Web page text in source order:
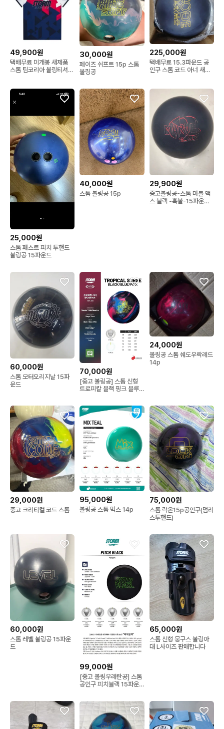
49,900원
택배무료 미개봉 새제품
스톰 팀코리아 볼링티셔츠
30,000원
페이즈 쉬프트 15p 스톰
볼링공
225,000원
택배무료 15.3파운드 공
인구 스톰 코드 아너 새볼
25,000원
스톰 패스트 피치 투핸드
볼링공 15파운드
40,000원
스톰 볼링공 15p
29,900원
중고볼링공-스톰 마블 맥
스 블랙 -훅볼-15파운드-
60,000원
스톰 모터오리지날 15파
운드
70,000원
[중고 볼링공] 스톰 신형
트로피칼 블랙 핑크 블루
24,000원
볼링공 스톰 쉐도우락레드
14p
29,000원
중고 크리티컬 코드 스톰
95,000원
볼링공 스톰 믹스 14p
75,000원
스톰 락온15p공인구(덤리
스투핸드)
60,000원
스톰 레벨 볼링공 15파운
드
99,000원
[중고 볼링우레탄공] 스톰
공인구 피치블랙 15파운
65,000원
스톰 신형 뭉구스 볼링아
대 L사이즈 판매합니다